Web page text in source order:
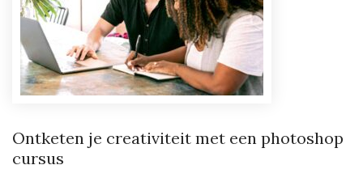
Ontketen je creativiteit met een photoshop
cursus